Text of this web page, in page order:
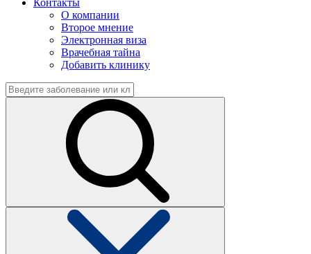
Контакты
О компании
Второе мнение
Электронная виза
Врачебная тайна
Добавить клинику